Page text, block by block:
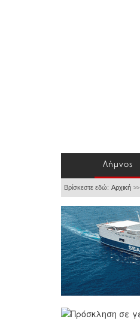
Λήμνος
Βρίσκεστε εδώ: Αρχική >>